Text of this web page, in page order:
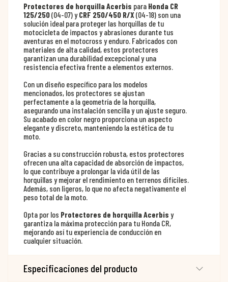
Protectores de horquilla Acerbis para Honda CR
125/250(04-07) yCRF 250/450 R/X (04-18) son una
solución ideal para proteger las horquillas de tu
motocicleta de impactos y abrasiones durante tus
aventuras en el motocross y enduro. Fabricados con
materiales de alta calidad, estos protectores
garantizan una durabilidad excepcional y una
resistencia efectiva frente a elementos externos.
Con un diseño específico para los modelos
mencionados, los protectores se ajustan
perfectamente a la geometría de la horquilla,
asegurando una instalación sencilla y un ajuste seguro.
Su acabado en color negro proporciona un aspecto
elegante y discreto, manteniendo la estética de tu
moto.
Gracias a su construcción robusta, estos protectores
ofrecen una alta capacidad de absorción de impactos,
lo que contribuye a prolongar la vida útil de las
horquillas y mejorar el rendimiento en terrenos difíciles.
Además, son ligeros, lo que no afecta negativamente el
peso total de la moto.
Opta por los Protectores de horquilla Acerbis y
garantiza la máxima protección para tu Honda CR,
mejorando así tu experiencia de conducción en
cualquier situación.
Especificaciones del producto